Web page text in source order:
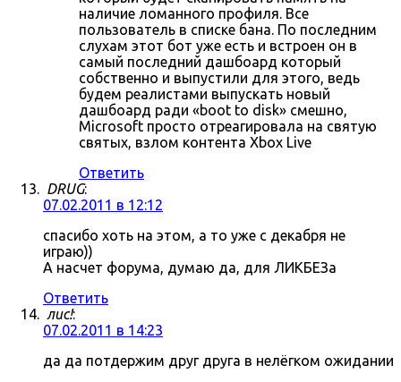
наличие ломанного профиля. Все
пользователь в списке бана. По последним
слухам этот бот уже есть и встроен он в
самый последний дашбоард который
собственно и выпустили для этого, ведь
будем реалистами выпускать новый
дашбоард ради «boot to disk» смешно,
Microsoft просто отреагировала на святую
святых, взлом контента Xbox Live
Ответить
DRUG:
07.02.2011 в 12:12
спасибо хоть на этом, а то уже с декабря не
играю))
А насчет форума, думаю да, для ЛИКБЕЗа
Ответить
лис!:
07.02.2011 в 14:23
да да потдержим друг друга в нелёгком ожидании